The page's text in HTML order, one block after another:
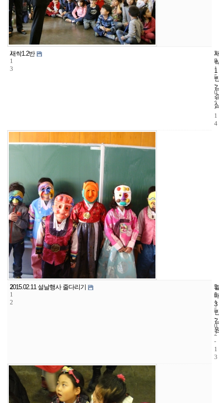
2
1
3
새싹1.2반
1
5
7
2
0
1
5
-
0
2
-
1
4
2
1
2
2015.02.11 설날행사 줄다리기
3
3
1
2
0
1
5
-
0
2
-
1
3